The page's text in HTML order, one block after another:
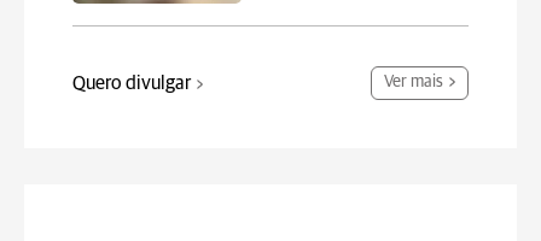
Quero divulgar Ver mais